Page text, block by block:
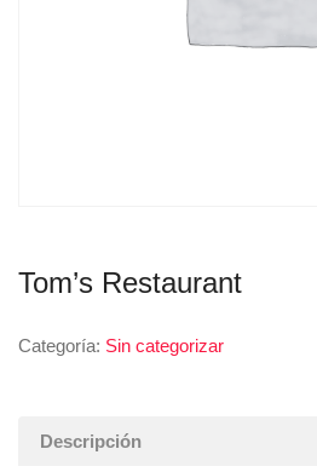
Tom’s Restaurant
Categoría: Sin categorizar
Descripción